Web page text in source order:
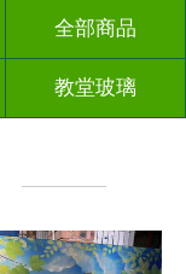
全部商品
教堂玻璃